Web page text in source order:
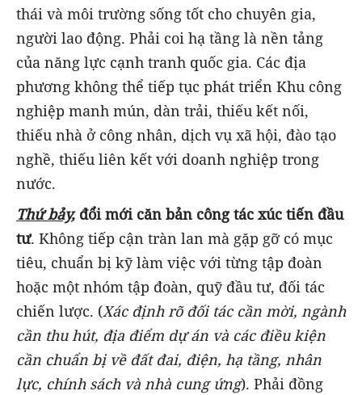
thái và môi trường sống tốt cho chuyên gia,
người lao động. Phải coi hạ tầng là nền tảng
của năng lực cạnh tranh quốc gia. Các địa
phương không thể tiếp tục phát triển Khu công
nghiệp manh mún, dàn trải, thiếu kết nối,
thiếu nhà ở công nhân, dịch vụ xã hội, đào tạo
nghề, thiếu liên kết với doanh nghiệp trong
nước.
Thứ bảy,đổi mới căn bản công tác xúc tiến đầu
tư. Không tiếp cận tràn lan mà gặp gỡ có mục
tiêu, chuẩn bị kỹ làm việc với từng tập đoàn
hoặc một nhóm tập đoàn, quỹ đầu tư, đối tác
chiến lược. (Xác định rõ đối tác cần mời, ngành
cần thu hút, địa điểm dự án và các điều kiện
cần chuẩn bị về đất đai, điện, hạ tầng, nhân
lực, chính sách và nhà cung ứng). Phải đồng